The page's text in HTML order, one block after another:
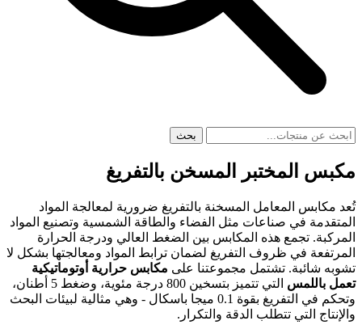
بحث
مكبس المختبر المسخن بالتفريغ
تُعد مكابس المعامل المسخنة بالتفريغ ضرورية لمعالجة المواد
المتقدمة في صناعات مثل الفضاء والطاقة الشمسية وتصنيع المواد
المركبة. تجمع هذه المكابس بين الضغط العالي ودرجة الحرارة
المرتفعة في ظروف التفريغ لضمان ترابط المواد ومعالجتها بشكل لا
تشوبه شائبة. تشتمل مجموعتنا على مكابس حرارية أوتوماتيكية
تعمل باللمس
التي تتميز بتسخين 800 درجة مئوية، وضغط 5 أطنان،
وتحكم في التفريغ بقوة 0.1 ميجا باسكال - وهي مثالية لبيئات البحث
والإنتاج التي تتطلب الدقة والتكرار.